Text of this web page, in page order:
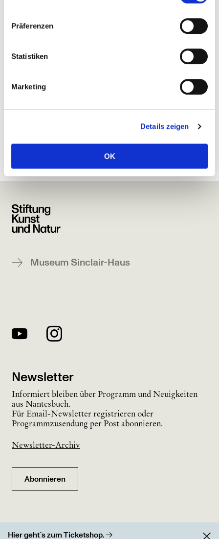
Präferenzen
Statistiken
Marketing
Details zeigen
OK
Wissenschaftskommunikator aus Karlsruhe. Seine
berufliche Expertise und Interessen liegen an der
Gesellschaft. Er gründete 2013 das Science Vision
Kollektiv mit und arbeitet seither gemeinsam und
wissenschaftlichem Kommunikationskontext. Er ist als
Hochschuldozent tätig und lehrt derzeit am
Karlsruher Institut für Technologie (KIT) sowie seit
2016 am Nationalen Institut für
Museum Sinclair-Haus
Newsletter
Informiert bleiben über Programm und Neuigkeiten
aus Nantesbuch.
Für Email-Newsletter registrieren oder
Programmzusendung per Post abonnieren.
Newsletter-Archiv
Abonnieren
Hier geht´s zum Ticketshop.